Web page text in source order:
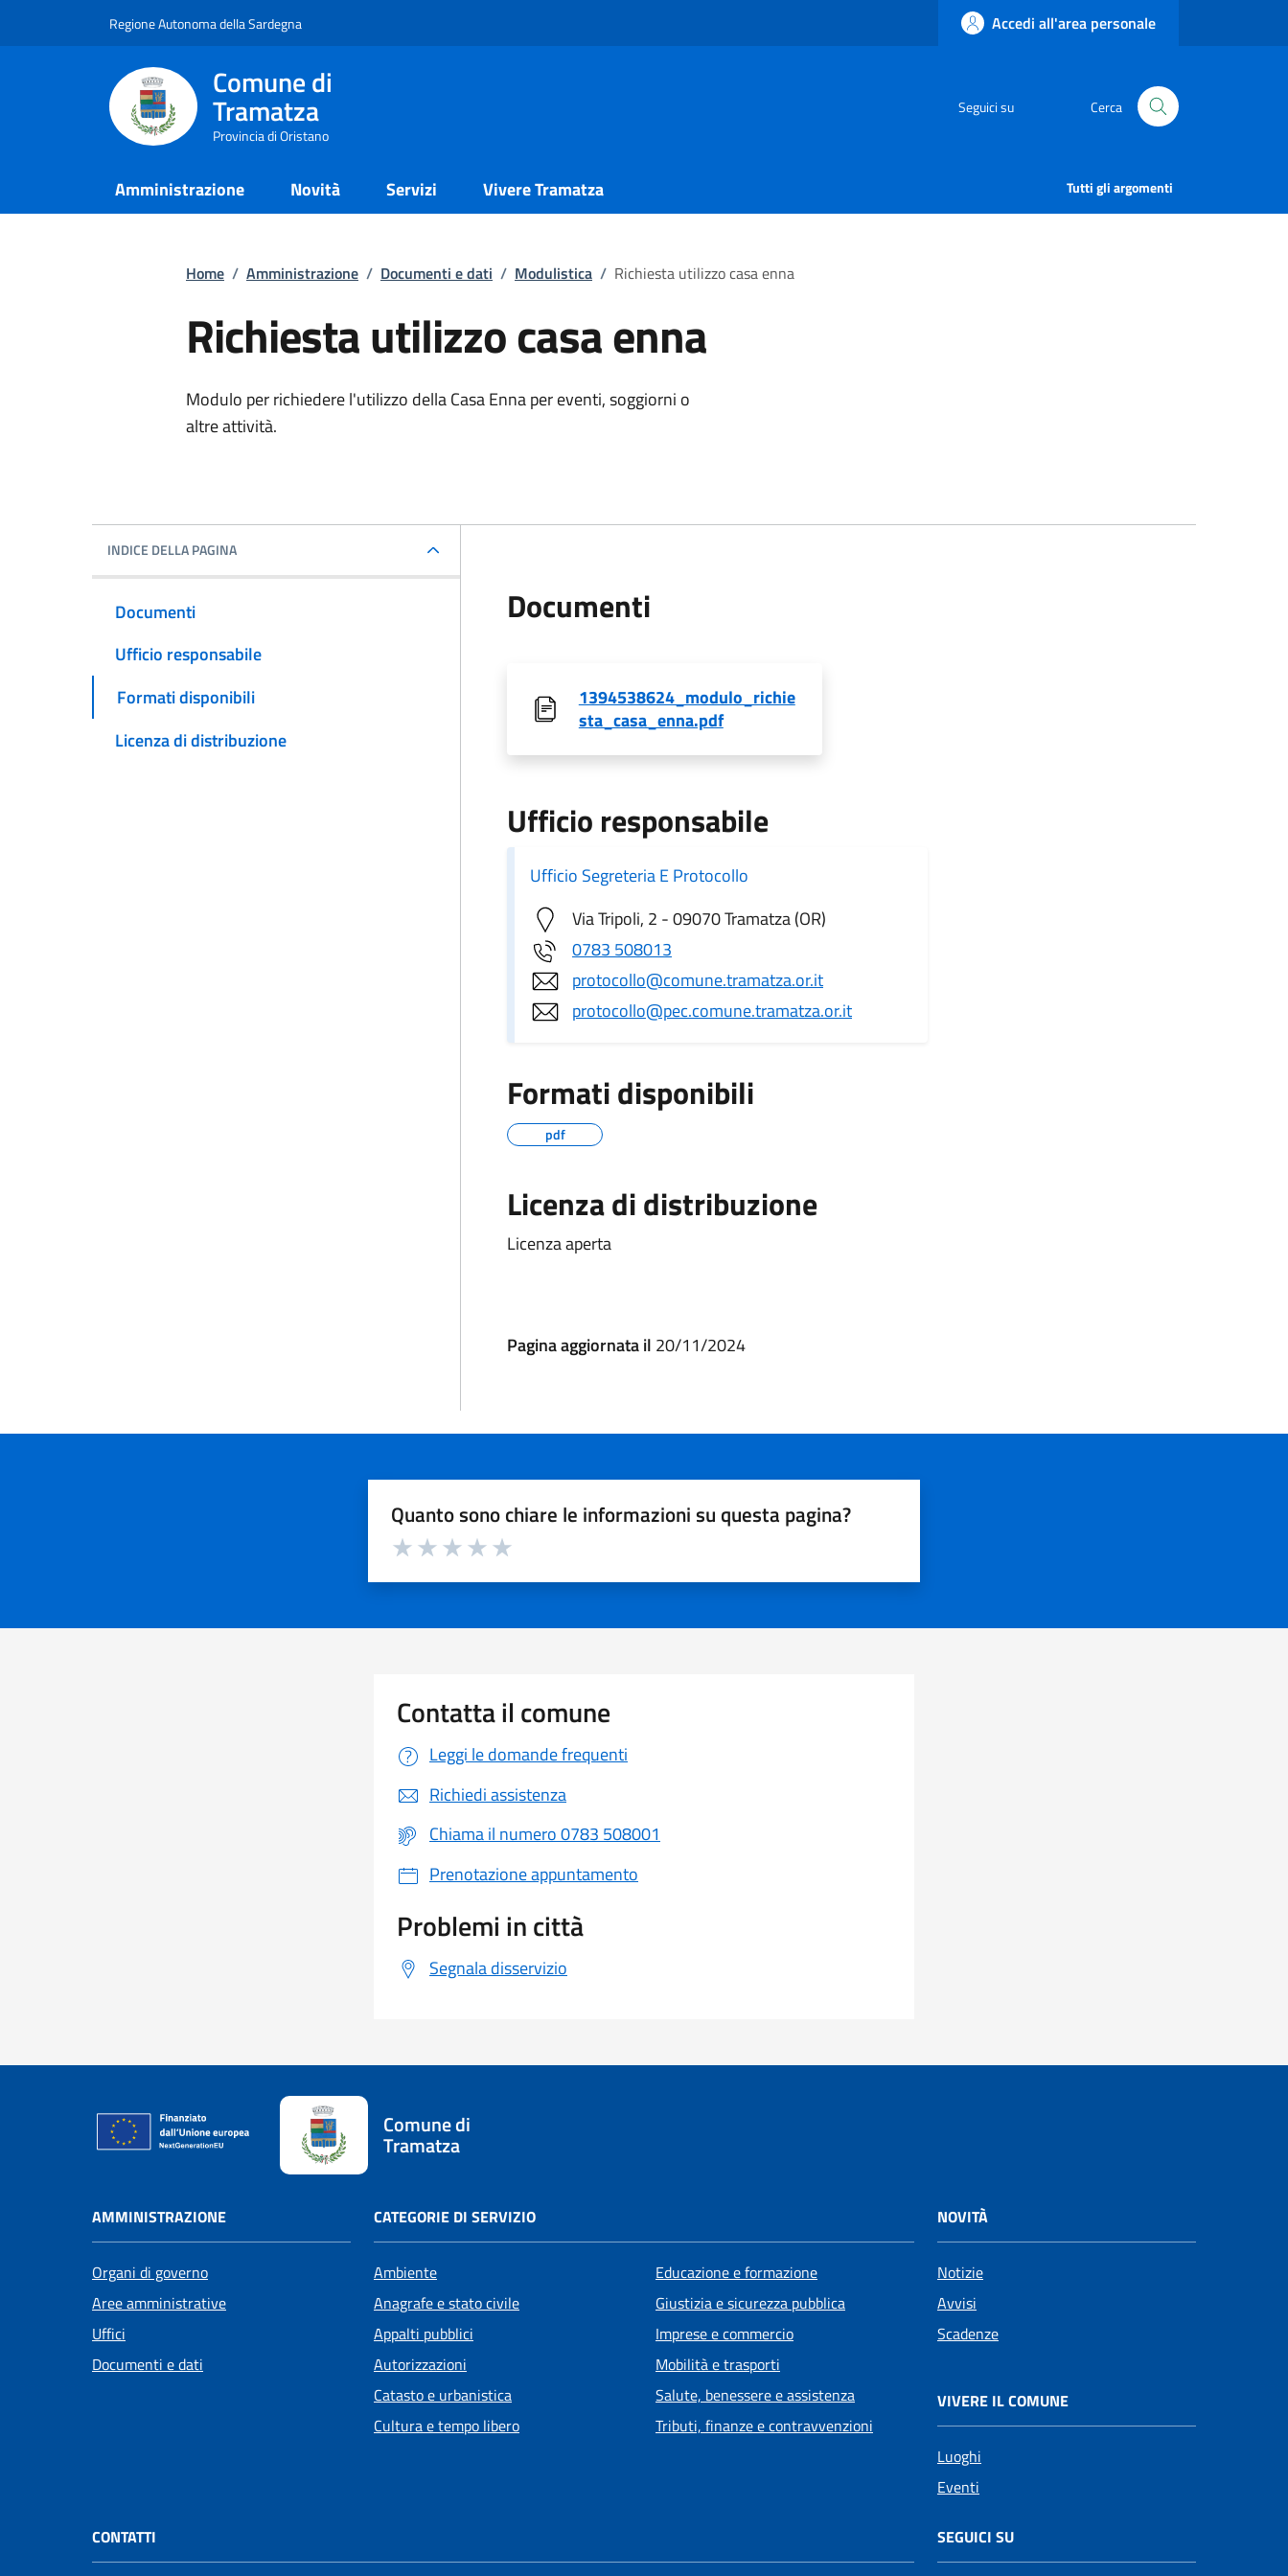
Regione Autonoma della Sardegna Accedi all'area personale
Comune di
Tramatza
Provincia di Oristano
Seguici su Cerca
Amministrazione Novità Servizi Vivere Tramatza Tutti gli argomenti
Home / Amministrazione / Documenti e dati / Modulistica / Richiesta utilizzo casa enna
Richiesta utilizzo casa enna
Modulo per richiedere l'utilizzo della Casa Enna per eventi, soggiorni o
altre attività.
INDICE DELLA PAGINA
Documenti
Ufficio responsabile
Formati disponibili
Licenza di distribuzione
Documenti
1394538624_modulo_richie
sta_casa_enna.pdf
Ufficio responsabile
Ufficio Segreteria E Protocollo
Via Tripoli, 2 - 09070 Tramatza (OR)
0783 508013
protocollo@comune.tramatza.or.it
protocollo@pec.comune.tramatza.or.it
Formati disponibili
pdf
Licenza di distribuzione
Licenza aperta
Pagina aggiornata il 20/11/2024
Quanto sono chiare le informazioni su questa pagina?
Valuta da 1 a 5 stelle la pagina
Contatta il comune
Leggi le domande frequenti
Richiedi assistenza
Chiama il numero 0783 508001
Prenotazione appuntamento
Problemi in città
Segnala disservizio
Comune di
Tramatza
AMMINISTRAZIONE
Organi di governo
Aree amministrative
Uffici
Documenti e dati
CATEGORIE DI SERVIZIO
Ambiente
Anagrafe e stato civile
Appalti pubblici
Autorizzazioni
Catasto e urbanistica
Cultura e tempo libero
Educazione e formazione
Giustizia e sicurezza pubblica
Imprese e commercio
Mobilità e trasporti
Salute, benessere e assistenza
Tributi, finanze e contravvenzioni
NOVITÀ
Notizie
Avvisi
Scadenze
VIVERE IL COMUNE
Luoghi
Eventi
CONTATTI SEGUICI SU